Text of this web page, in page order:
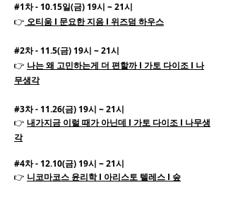
#1차 - 10.15일(금)19시 ~ 21시
👉 오티움 I 문요한 지음 I 위즈덤 하우스
#2차 - 11.5(금)19시 ~ 21시
👉 나는 왜 고민하는게 더 편할까 I 가토 다이조 I 나
무생각
#3차 - 11.26(금)19시 ~ 21시
👉 내가지금 이럴 때가 아닌데 I 가토 다이조 I 나무생
각
#4차 - 12.10(금)19시 ~ 21시
👉 니코마코스 윤리학I 아리스토 텔레스 I 숲